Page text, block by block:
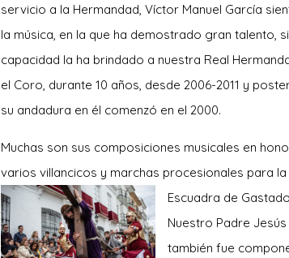
servicio a la Hermandad, Víctor Manuel García
la música, en la que ha demostrado gran talento,
capacidad la ha brindado a nuestra Real
el Coro, durante 10 años, desde 2006-2011 y
su andadura en él comenzó en el 2000.
Muchas son sus composiciones musicales en
varios villancicos y marchas procesionales para
Escuadra de
Nuestro Padre
también fue